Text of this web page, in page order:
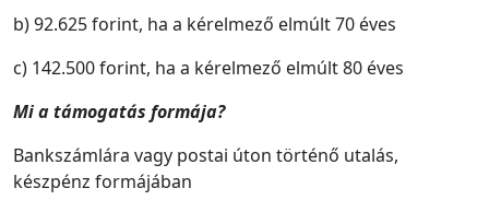
b) 92.625 forint, ha a kérelmező elmúlt 70 éves
c) 142.500 forint, ha a kérelmező elmúlt 80 éves
Mi a támogatás formája?
Bankszámlára vagy postai úton történő utalás,
készpénz formájában